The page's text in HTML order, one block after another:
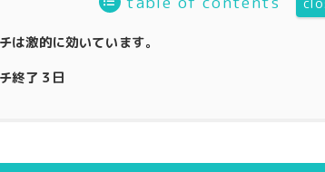
は激的に効いています。
終了３日